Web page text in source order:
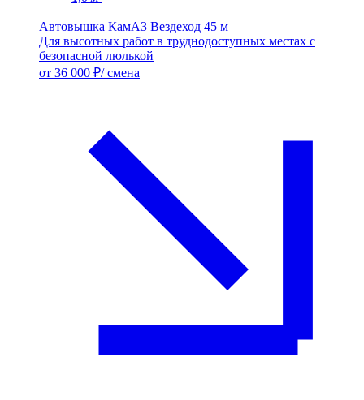
Автовышка КамАЗ Вездеход 45 м
Для высотных работ в труднодоступных местах с
безопасной люлькой
от 36 000 ₽/ смена